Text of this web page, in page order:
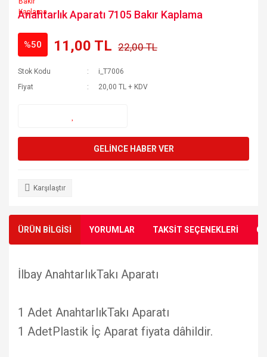
Anahtarlık Aparatı 7105 Bakır Kaplama
%50 11,00 TL 22,00 TL
Stok Kodu
i_T7006
Fiyat
20,00 TL + KDV
GELİNCE HABER VER
Karşılaştır
ÜRÜN BİLGİSİ YORUMLAR TAKSİT SEÇENEKLERİ
İlbay AnahtarlıkTakı Aparatı
1 Adet AnahtarlıkTakı Aparatı
1 AdetPlastik İç Aparat fiyata dâhildir.